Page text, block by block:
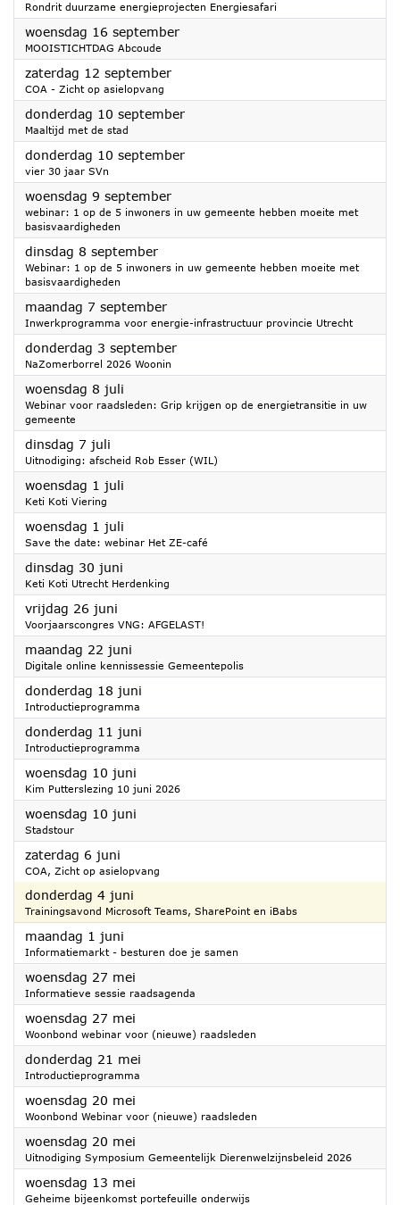
Rondrit duurzame energieprojecten Energiesafari
woensdag 16 september2026
MOOISTICHTDAG Abcoude
zaterdag 12 september2026
COA - Zicht op asielopvang
donderdag 10 september2026
Maaltijd met de stad
donderdag 10 september2026
vier 30 jaar SVn
woensdag 9 september2026
webinar: 1 op de 5 inwoners in uw gemeente hebben moeite met
basisvaardigheden
dinsdag 8 september2026
Webinar: 1 op de 5 inwoners in uw gemeente hebben moeite met
basisvaardigheden
maandag 7 september2026
Inwerkprogramma voor energie-infrastructuur provincie Utrecht
donderdag 3 september2026
NaZomerborrel 2026 Woonin
woensdag 8 juli
Webinar voor raadsleden: Grip krijgen op de energietransitie in uw
gemeente
dinsdag 7 juli
Uitnodiging: afscheid Rob Esser (WIL)
woensdag 1 juli
Keti Koti Viering
woensdag 1 juli
Save the date: webinar Het ZE-café
dinsdag 30 juni
Keti Koti Utrecht Herdenking
vrijdag 26 juni
Voorjaarscongres VNG: AFGELAST!
maandag 22 juni
Digitale online kennissessie Gemeentepolis
donderdag 18 juni
Introductieprogramma
donderdag 11 juni
Introductieprogramma
woensdag 10 juni
Kim Putterslezing 10 juni 2026
woensdag 10 juni
Stadstour
zaterdag 6 juni
COA, Zicht op asielopvang
donderdag 4 juni
Trainingsavond Microsoft Teams, SharePoint en iBabs
maandag 1 juni
Informatiemarkt - besturen doe je samen
woensdag 27 mei
Informatieve sessie raadsagenda
woensdag 27 mei
Woonbond webinar voor (nieuwe) raadsleden
donderdag 21 mei
Introductieprogramma
woensdag 20 mei
Woonbond Webinar voor (nieuwe) raadsleden
woensdag 20 mei
Uitnodiging Symposium Gemeentelijk Dierenwelzijnsbeleid 2026
woensdag 13 mei
Geheime bijeenkomst portefeuille onderwijs